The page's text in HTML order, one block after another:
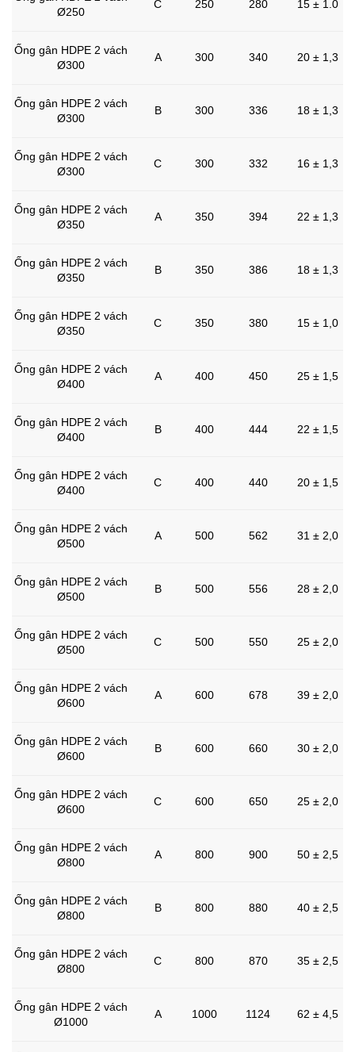
Ø250
C 250 280 15 ± 1.0
Ống gân HDPE 2 vách
Ø300
A 300 340 20 ± 1,3
Ống gân HDPE 2 vách
Ø300
B 300 336 18 ± 1,3
Ống gân HDPE 2 vách
Ø300
C 300 332 16 ± 1,3
Ống gân HDPE 2 vách
Ø350
A 350 394 22 ± 1,3
Ống gân HDPE 2 vách
Ø350
B 350 386 18 ± 1,3
Ống gân HDPE 2 vách
Ø350
C 350 380 15 ± 1,0
Ống gân HDPE 2 vách
Ø400
A 400 450 25 ± 1,5
Ống gân HDPE 2 vách
Ø400
B 400 444 22 ± 1,5
Ống gân HDPE 2 vách
Ø400
C 400 440 20 ± 1,5
Ống gân HDPE 2 vách
Ø500
A 500 562 31 ± 2,0
Ống gân HDPE 2 vách
Ø500
B 500 556 28 ± 2,0
Ống gân HDPE 2 vách
Ø500
C 500 550 25 ± 2,0
Ống gân HDPE 2 vách
Ø600
A 600 678 39 ± 2,0
Ống gân HDPE 2 vách
Ø600
B 600 660 30 ± 2,0
Ống gân HDPE 2 vách
Ø600
C 600 650 25 ± 2,0
Ống gân HDPE 2 vách
Ø800
A 800 900 50 ± 2,5
Ống gân HDPE 2 vách
Ø800
B 800 880 40 ± 2,5
Ống gân HDPE 2 vách
Ø800
C 800 870 35 ± 2,5
Ống gân HDPE 2 vách
Ø1000
A 1000 1124 62 ± 4,5